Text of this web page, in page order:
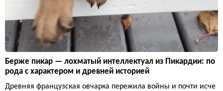
Берже пикар — лохматый интеллектуал из Пикардии: по
рода с характером и древней историей
Древняя французская овчарка пережила войны и почти исче